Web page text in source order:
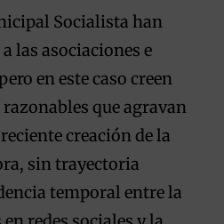
Socialista han
las asociaciones e
en este caso creen
que agravan
creación de la
sin trayectoria
temporal entre la